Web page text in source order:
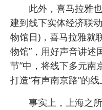
此外，喜马拉雅也
建到线下实体经济联
物馆日)，喜马拉雅就
物馆”，用好声音讲述
节”中，将线下多元南
打造“有声南京路”的线
事实上，上海之所